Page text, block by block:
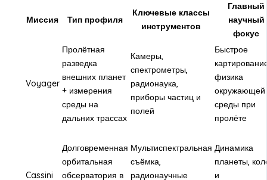
Миссия Тип профиля
Ключевые классы
инструментов
Главный
научный
фокус
Voyager
Пролётная
разведка
внешних планет
+ измерения
среды на
дальних трассах
Камеры,
спектрометры,
радионаука,
приборы частиц и
полей
Быстрое
физика
окружающей
среды при
пролёте
Cassini
Долговременная
орбитальная
обсерватория в
Мультиспектральная
съёмка,
радионаучные
Динамика
планеты,
и